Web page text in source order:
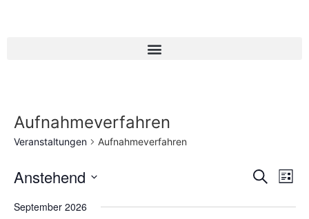
Aufnahmeverfahren
Veranstaltungen Aufnahmeverfahren
SucheListe
Anstehend
wählen.
September 2026